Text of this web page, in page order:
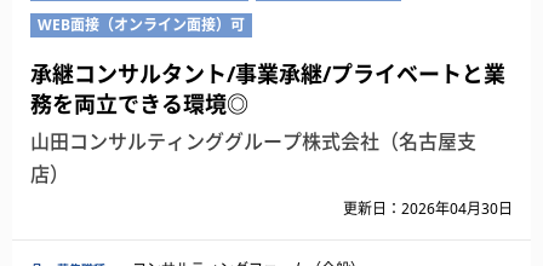
WEB面接（オンライン面接）可
承継コンサルタント/事業承継/プライベートと業
務を両立できる環境◎
山田コンサルティンググループ株式会社（名古屋支
店）
更新日：2026年04月30日